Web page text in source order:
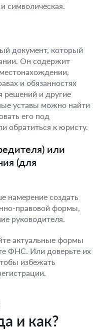
символическая.
документ, который
Он содержит
и обязанностях
решений и другие
уставы можно найти
его под
обратиться к юристу.
или
(для
намерение создать
правовой формы,
руководителя.
актуальные формы
ФНС. Или доверьте их
избежать
и как?